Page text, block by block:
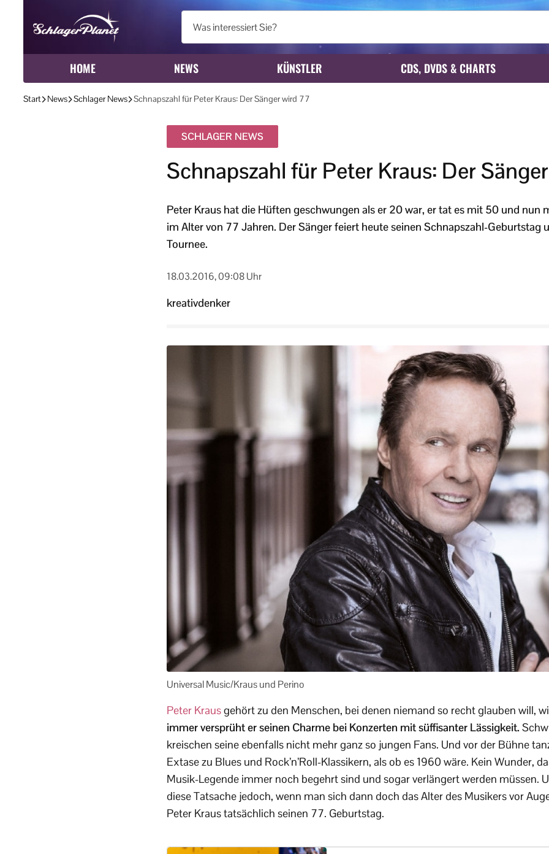
HOME NEWS KÜNSTLER CDS, DVDS & CHARTS
Start News Schlager News Schnapszahl für Peter Kraus: Der Sänger wird 77
SCHLAGER NEWS
Schnapszahl für Peter Kraus: Der
Peter Kraus hat die Hüften geschwungen als er 20 war, er tat es mit 50 und nun
im Alter von 77 Jahren. Der Sänger feiert heute seinen Schnapszahl-Geburtstag
Tournee.
18.03.2016, 09:08 Uhr
kreativdenker
Universal Music/Kraus und Perino
Peter Krausgehört zu den Menschen, bei denen niemand so recht glauben will,
immer versprüht er seinen Charme bei Konzerten mit süffisanter Lässigkeit.
kreischen seine ebenfalls nicht mehr ganz so jungen Fans. Und vor der Bühne
Extase zu Blues und Rock’n’Roll-Klassikern, als ob es 1960 wäre. Kein Wunder,
Musik-Legende immer noch begehrt sind und sogar verlängert werden müssen.
diese Tatsache jedoch, wenn man sich dann doch das Alter des Musikers vor
Peter Kraus tatsächlich seinen 77. Geburtstag.